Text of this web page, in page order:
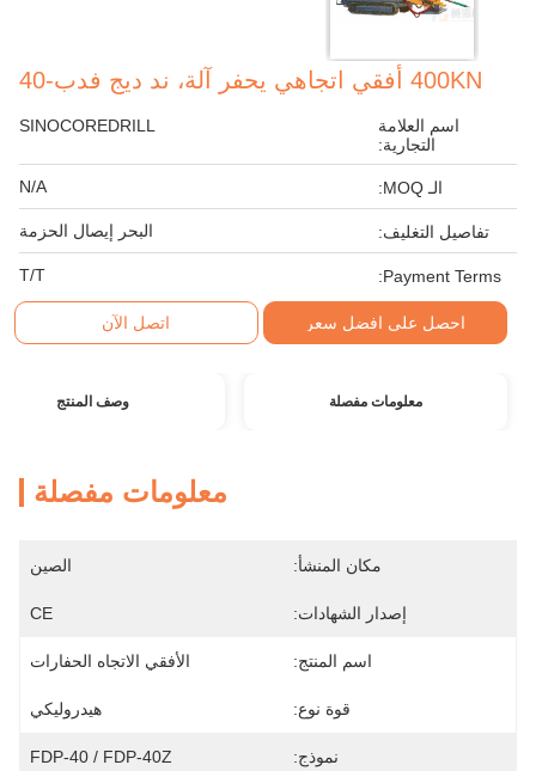
400KN أفقي اتجاهي يحفر آلة، ند ديج فدب-40
اسم العلامة
التجارية:
SINOCOREDRILL
الـ MOQ: N/A
تفاصيل التغليف: البحر إيصال الحزمة
Payment Terms:
T/T
احصل على افضل سعر اتصل الآن
معلومات مفصلة وصف المنتج
معلومات مفصلة
مكان المنشأ: الصين
إصدار الشهادات: CE
اسم المنتج: الأفقي الاتجاه الحفارات
قوة نوع: هيدروليكي
نموذج: FDP-40 / FDP-40Z